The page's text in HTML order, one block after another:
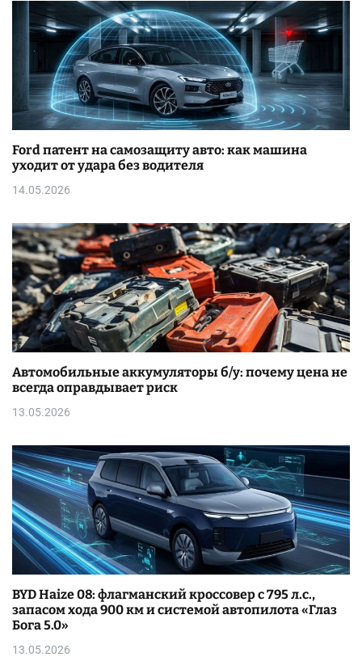
Ford патент на самозащиту авто: как машина
уходит от удара без водителя
14.05.2026
Автомобильные аккумуляторы б/у: почему цена не
всегда оправдывает риск
13.05.2026
BYD Haize 08: флагманский кроссовер с 795 л.с.,
запасом хода 900 км и системой автопилота «Глаз
Бога 5.0»
13.05.2026